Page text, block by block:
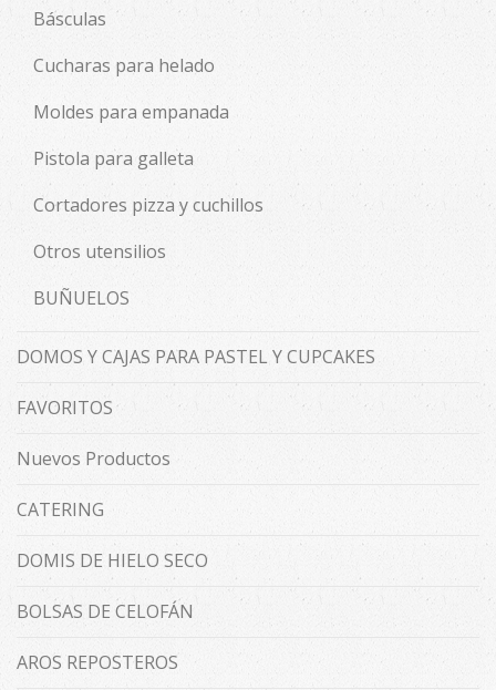
Básculas
Cucharas para helado
Moldes para empanada
Pistola para galleta
Cortadores pizza y cuchillos
Otros utensilios
BUÑUELOS
DOMOS Y CAJAS PARA PASTEL Y CUPCAKES
FAVORITOS
Nuevos Productos
CATERING
DOMIS DE HIELO SECO
BOLSAS DE CELOFÁN
AROS REPOSTEROS